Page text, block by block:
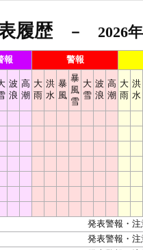
履歴－ 2026年8
報 警報
波
浪
高
潮
大
雨
洪
水
暴
風
暴
風
雪
大
雪
波
浪
高
潮
大
雨
洪
水
発表警報・
発表警報・